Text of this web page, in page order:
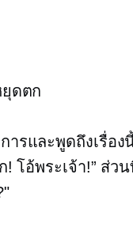
ดตก
ารและพูดถึงเรื่อ
โอ้พระเจ้า!” ส่วน